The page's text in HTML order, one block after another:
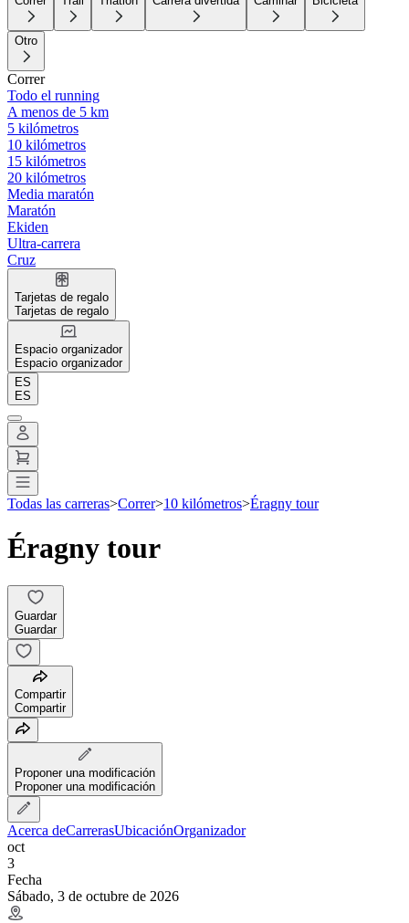
Otro
Correr
Todo el running
A menos de 5 km
5 kilómetros
10 kilómetros
15 kilómetros
20 kilómetros
Media maratón
Maratón
Ekiden
Ultra-carrera
Cruz
Tarjetas de regalo
Tarjetas de regalo
Espacio organizador
Espacio organizador
ES
ES
Todas las carreras>Correr>10 kilómetros>Éragny tour
Éragny tour
Guardar
Guardar
Compartir
Compartir
Proponer una modificación
Proponer una modificación
Acerca deCarrerasUbicaciónOrganizador
oct
3
Fecha
Sábado, 3 de octubre de 2026